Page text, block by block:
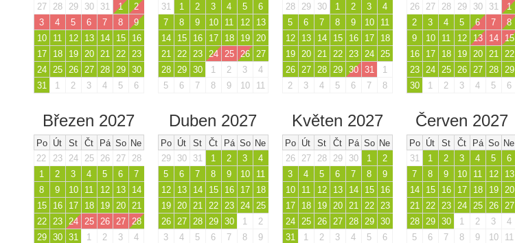
27
28 29 30 31 1
2
3
4 5 6 7 8
9
10
11 12 13 14 15
16
17
18 19 20 21 22
23
24
25 26 27 28 29
30
31
1 2 3 4 5 6
31
1 2 3 4 5
6
7
8 9 10 11 12
13
14
15 16 17 18 19
20
21
22 23 24 25 26
27
28
29 30 1 2 3
4
5
6 7 8 9 10 11
28
29 30 1 2 3
4
5
6 7 8 9 10
11
12
13 14 15 16 17
18
19
20 21 22 23 24
25
26
27 28 29 30 31
1
2
3 4 5 6 7 8
26
27 28 29 30 31
1
2
3 4 5 6 7
8
9
10 11 12 13 14
15
16
17 18 19 20 21
22
23
24 25 26 27 28
29
30
1 2 3 4 5 6
Březen 2027
Po Út St Čt Pá So Ne
22
23 24 25 26 27
28
1
2 3 4 5 6
7
8
9 10 11 12 13
14
15
16 17 18 19 20
21
22
23 24 25 26 27
28
29
30 31 1 2 3 4
Duben 2027
Po Út St Čt Pá So Ne
29
30 31 1 2 3
4
5
6 7 8 9 10
11
12
13 14 15 16 17
18
19
20 21 22 23 24
25
26
27 28 29 30 1
2
3
4 5 6 7 8 9
Květen 2027
Po Út St Čt Pá So Ne
26
27 28 29 30 1
2
3
4 5 6 7 8
9
10
11 12 13 14 15
16
17
18 19 20 21 22
23
24
25 26 27 28 29
30
31
1 2 3 4 5 6
Červen 2027
Po Út St Čt Pá So Ne
31
1 2 3 4 5
6
7
8 9 10 11 12
13
14
15 16 17 18 19
20
21
22 23 24 25 26
27
28
29 30 1 2 3
4
5
6 7 8 9 10 11